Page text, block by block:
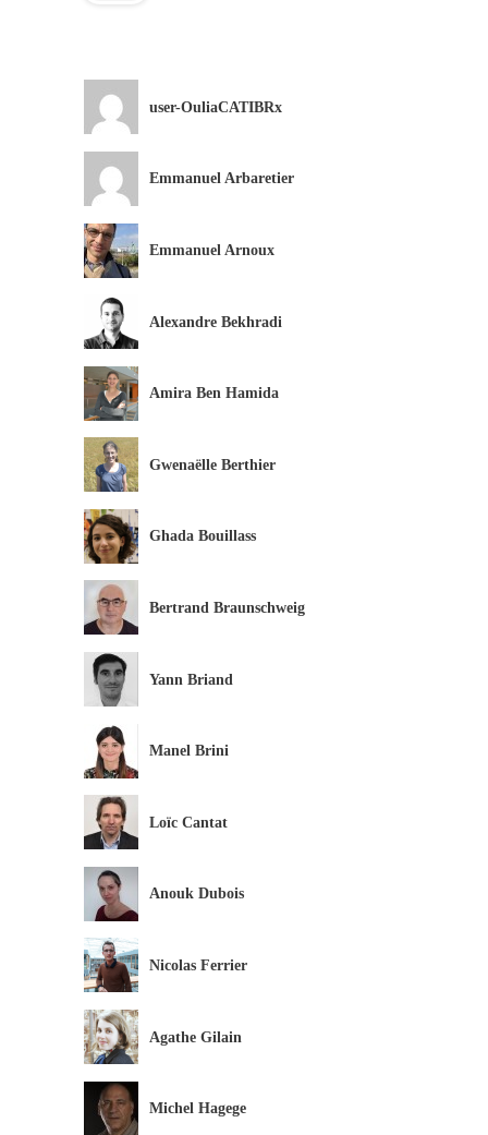
user-OuliaCATIBRx
Emmanuel Arbaretier
Emmanuel Arnoux
Alexandre Bekhradi
Amira Ben Hamida
Gwenaëlle Berthier
Ghada Bouillass
Bertrand Braunschweig
Yann Briand
Manel Brini
Loïc Cantat
Anouk Dubois
Nicolas Ferrier
Agathe Gilain
Michel Hagege